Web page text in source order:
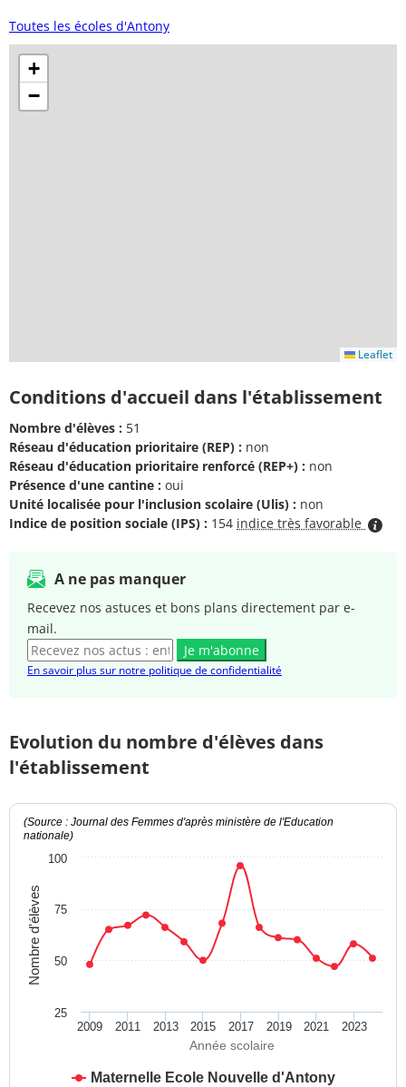
Toutes les écoles d'Antony
+
−
Leaflet
Conditions d'accueil dans l'établissement
Nombre d'élèves : 51
Réseau d'éducation prioritaire (REP) : non
Réseau d'éducation prioritaire renforcé (REP+) : non
Présence d'une cantine : oui
Unité localisée pour l'inclusion scolaire (Ulis) : non
Indice de position sociale (IPS) : 154 indice très favorable
A ne pas manquer
Recevez nos astuces et bons plans directement par e-
mail.
Je m'abonne
En savoir plus sur notre politique de confidentialité
Evolution du nombre d'élèves dans
l'établissement
Année scolaire
Nombre d'élèves
(Source : Journal des Femmes d'après ministère de l'Education
nationale)
Maternelle Ecole Nouvelle d'Antony
2009 2011 2013 2015 2017 2019 2021 2023
100
25
50
75